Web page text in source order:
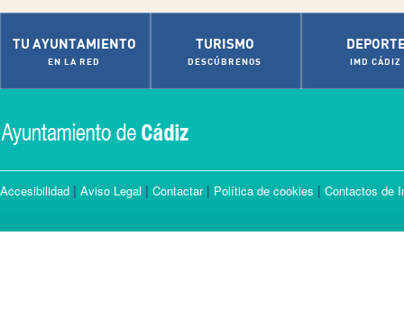
TU AYUNTAMIENTO
EN LA RED
TURISMO
DESCÚBRENOS IMD CÁDIZ
Accesibilidad | Aviso Legal | Contactar| Política de cookies | Contactos de